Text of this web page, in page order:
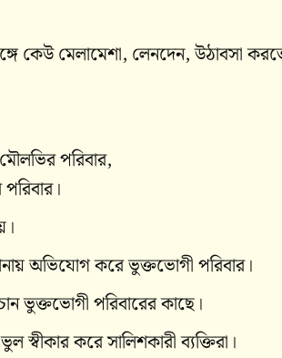
কেউ মেলামেশা, লেনদেন, উঠাবসা
পরিবার,
অভিযোগ করে ভুক্তভোগী পরিবার।
ভুক্তভোগী পরিবারের কাছে।
করে সালিশকারী ব্যক্তিরা।